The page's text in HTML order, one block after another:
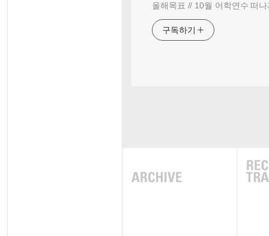
올해목표 // 10월 어학연수 떠나
구독하기